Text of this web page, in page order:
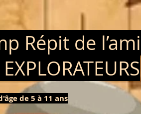
Répit de
de 5 à 11 ans